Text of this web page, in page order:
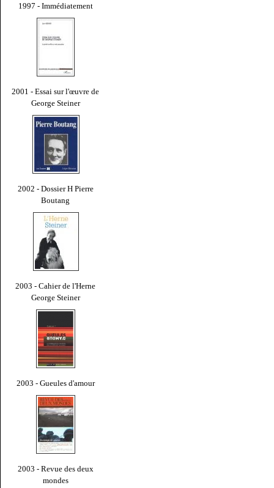
1997 - Immédiatement
2001 - Essai sur l'œuvre de
George Steiner
2002 - Dossier H Pierre
Boutang
2003 - Cahier de l'Herne
George Steiner
2003 - Gueules d'amour
2003 - Revue des deux
mondes